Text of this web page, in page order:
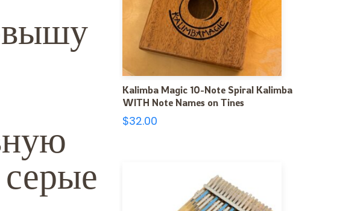
Kalimba Magic 10-Note Spiral Kalimba
WITH Note Names on Tines
$32.00